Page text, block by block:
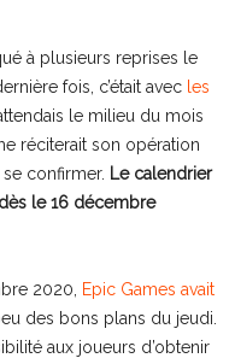
à plusieurs reprises le
fois, c’était avec les
le milieu du mois
réciterait son opération
confirmer. Le calendrier
le 16 décembre
2020,
Epic Games avait
des bons plans du jeudi.
aux joueurs d’obtenir